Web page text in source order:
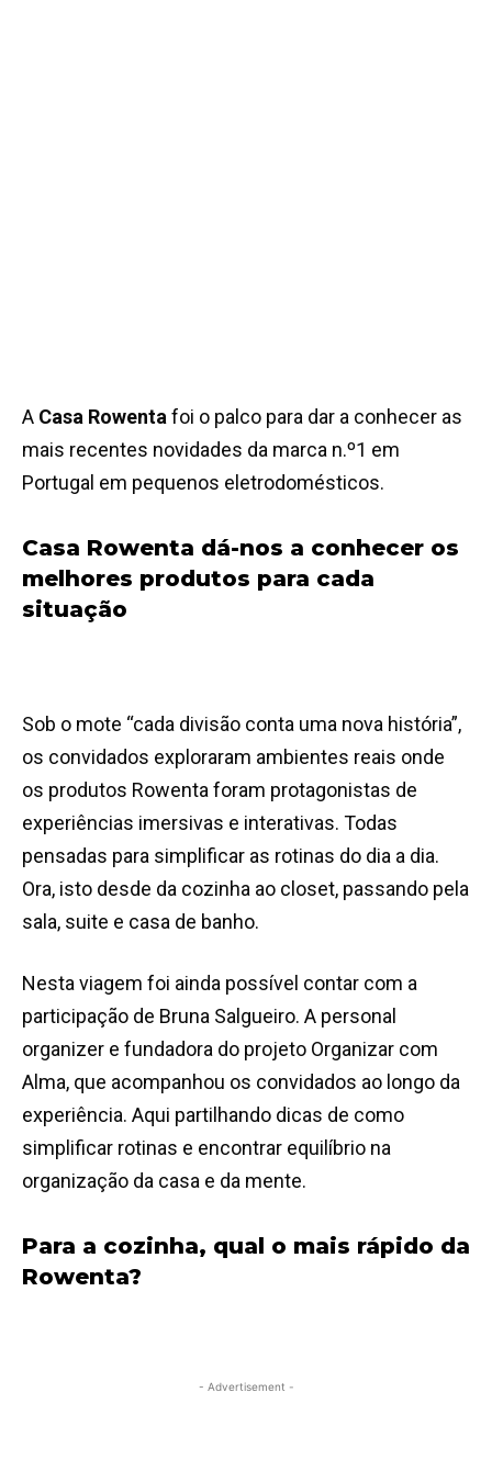
A Casa Rowentafoi o palco para dar a conhecer as
mais recentes novidades da marca n.º1 em
Portugal em pequenos eletrodomésticos.
Casa Rowenta dá-nos a conhecer os
melhores produtos para cada
situação
Sob o mote “cada divisão conta uma nova história”,
os convidados exploraram ambientes reais onde
os produtos Rowenta foram protagonistas de
experiências imersivas e interativas. Todas
pensadas para simplificar as rotinas do dia a dia.
Ora, isto desde da cozinha ao closet, passando pela
sala, suite e casa de banho.
Nesta viagem foi ainda possível contar com a
participação de Bruna Salgueiro. A personal
organizer e fundadora do projeto Organizar com
Alma, que acompanhou os convidados ao longo da
experiência. Aqui partilhando dicas de como
simplificar rotinas e encontrar equilíbrio na
organização da casa e da mente.
Para a cozinha, qual o mais rápido da
Rowenta?
- Advertisement -